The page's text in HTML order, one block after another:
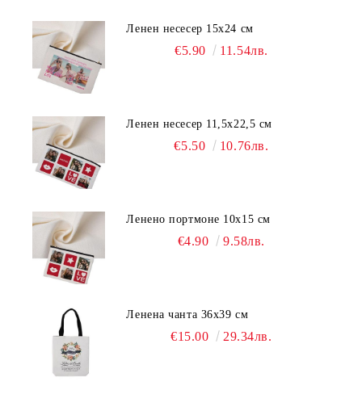
Ленен несесер 15х24 см
€5.90 11.54лв.
Ленен несесер 11,5х22,5 см
€5.50 10.76лв.
Ленено портмоне 10х15 см
€4.90 9.58лв.
Ленена чанта 36х39 см
€15.00 29.34лв.